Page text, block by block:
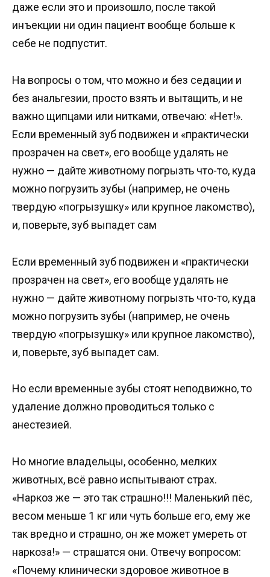
даже если это и произошло, после такой
инъекции ни один пациент вообще больше к
себе не подпустит.
На вопросы о том, что можно и без седации и
без анальгезии, просто взять и вытащить, и не
важно щипцами или нитками, отвечаю: «Нет!».
Если временный зуб подвижен и «практически
прозрачен на свет», его вообще удалять не
нужно — дайте животному погрызть что-то, куда
можно погрузить зубы (например, не очень
твердую «погрызушку» или крупное лакомство),
и, поверьте, зуб выпадет сам
Если временный зуб подвижен и «практически
прозрачен на свет», его вообще удалять не
нужно — дайте животному погрызть что-то, куда
можно погрузить зубы (например, не очень
твердую «погрызушку» или крупное лакомство),
и, поверьте, зуб выпадет сам.
Но если временные зубы стоят неподвижно, то
удаление должно проводиться только с
анестезией.
Но многие владельцы, особенно, мелких
животных, всё равно испытывают страх.
«Наркоз же — это так страшно!!! Маленький пёс,
весом меньше 1 кг или чуть больше его, ему же
так вредно и страшно, он же может умереть от
наркоза!» — страшатся они. Отвечу вопросом:
«Почему клинически здоровое животное в